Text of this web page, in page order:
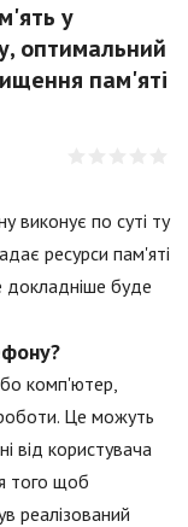
у
оптимальний
пам'яті
виконує по суті ту
ресурси пам'яті
докладніше буде
комп'ютер,
Це можуть
від користувача
того щоб
реалізований